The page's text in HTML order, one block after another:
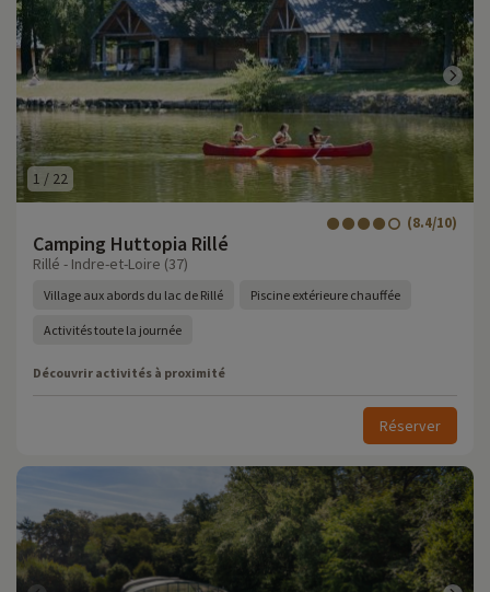
1 / 22
Camping Huttopia Rillé
(8.4/10)
Rillé - Indre-et-Loire (37)
Village aux abords du lac de Rillé Piscine extérieure chauffée
Activités toute la journée
Découvrir activités à proximité
Réserver